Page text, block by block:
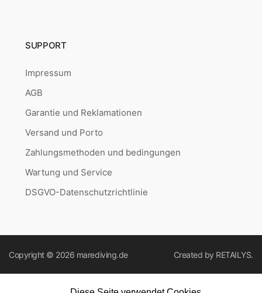
SUPPORT
Impressum
AGB
Garantie und Reklamationen
Versand und Porto
Zahlungsmethoden und bedingungen
Wartung und Service
DSGVO-Datenschutzrichtlinie
Copyright © 2026 marediving.de Created by RETAILYS.